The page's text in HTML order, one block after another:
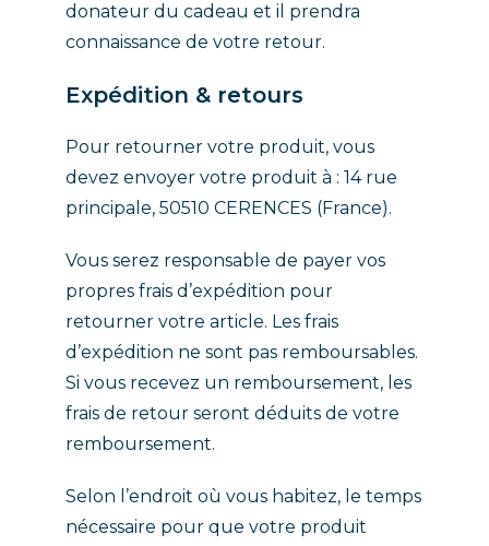
donateur du cadeau et il prendra
connaissance de votre retour.
Expédition & retours
Pour retourner votre produit, vous
devez envoyer votre produit à : 14 rue
principale, 50510 CERENCES (France).
Vous serez responsable de payer vos
propres frais d’expédition pour
retourner votre article. Les frais
d’expédition ne sont pas remboursables.
Si vous recevez un remboursement, les
frais de retour seront déduits de votre
remboursement.
Selon l’endroit où vous habitez, le temps
nécessaire pour que votre produit